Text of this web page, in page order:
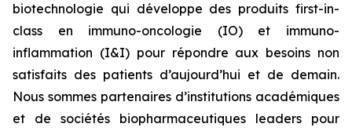
biotechnologie qui développe des produits first-in-
class en immuno-oncologie (IO) et immuno-
inflammation (I&I) pour répondre aux besoins non
satisfaits des patients d’aujourd’hui et de demain.
Nous sommes partenaires d’institutions académiques
et de sociétés biopharmaceutiques leaders pour